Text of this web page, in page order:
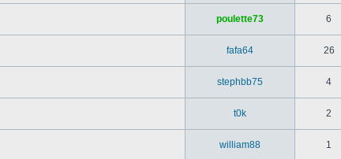
poulette73 6
fafa64 26
stephbb75 4
t0k 2
william88 1